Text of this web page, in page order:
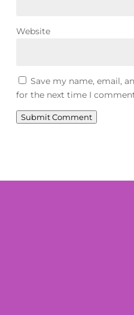
Website
Save my name, email,
for the next time I
Submit Comment